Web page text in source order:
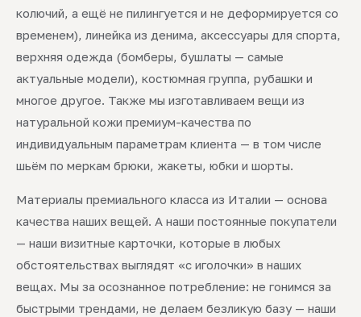
колючий, а ещё не пилингуется и не деформируется со
временем), линейка из денима, аксессуары для спорта,
верхняя одежда (бомберы, бушлаты — самые
актуальные модели), костюмная группа, рубашки и
многое другое. Также мы изготавливаем вещи из
натуральной кожи премиум-качества по
индивидуальным параметрам клиента — в том числе
шьём по меркам брюки, жакеты, юбки и шорты.
Материалы премиального класса из Италии — основа
качества наших вещей. А наши постоянные покупатели
— наши визитные карточки, которые в любых
обстоятельствах выглядят «с иголочки» в наших
вещах. Мы за осознанное потребление: не гонимся за
быстрыми трендами, не делаем безликую базу — наши